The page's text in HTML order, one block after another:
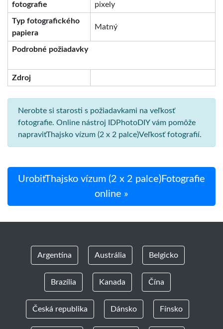
fotografie
pixely
Typ fotografického
papiera
Matný
Podrobné požiadavky
Zdroj
Nerobte si starosti s požiadavkami na veľkosť
fotografie. Online nástroj IDPhotoDIY vám pomôže
napraviťThajsko vízum (2 x 2 palce)Veľkosť fotografií.
UrobiťThajsko vízum (2 x 2 palce)Fotografie
online »
Argentína Austrália Belgicko
Brazília Kanada Čína
Česká republika Dánsko Fínsko